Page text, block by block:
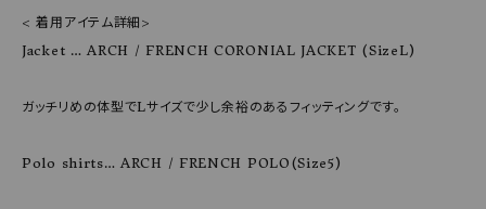
< 着用アイテム詳細>
Jacket … ARCH / FRENCH CORONIAL JACKET (SizeL)
ガッチリめの体型でLサイズで少し余裕のあるフィッティングです。
Polo shirts… ARCH / FRENCH POLO(Size5)